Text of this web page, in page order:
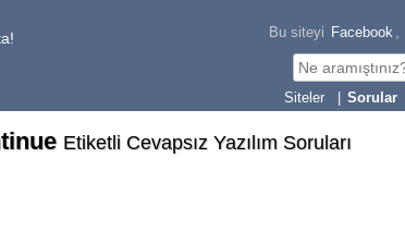
Bu siteyi Facebook ,
Sorular
Etiketli Cevapsız Yazılım Soruları